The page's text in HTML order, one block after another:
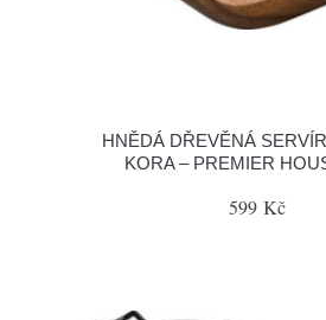
HNĚDÁ DŘEVĚNÁ
KORA – PREMIER
599 Kč